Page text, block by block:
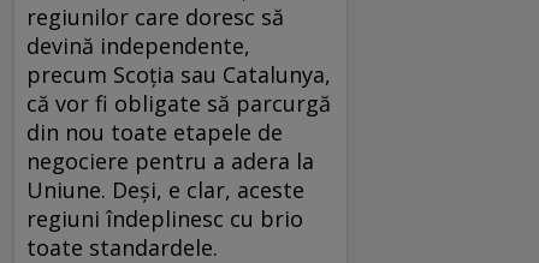
regiunilor care doresc să
devină independente,
precum Scoţia sau Catalunya,
că vor fi obligate să parcurgă
din nou toate etapele de
negociere pentru a adera la
Uniune. Deşi, e clar, aceste
regiuni îndeplinesc cu brio
toate standardele.